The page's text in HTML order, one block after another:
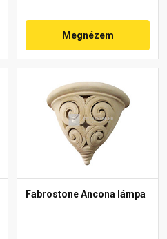
Megnézem
Fabrostone Ancona lámpa